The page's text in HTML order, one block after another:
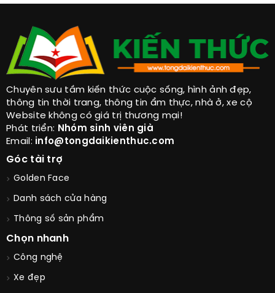
Chuyên sưu tầm kiến thức cuộc sống, hình ảnh đẹp,
thông tin thời trang, thông tin ẩm thực, nhà ở, xe cộ
Website không có giá trị thương mại!
Phát triển: Nhóm sinh viên già
Email: info@tongdaikienthuc.com
Góc tài trợ
Golden Face
Danh sách cửa hàng
Thông số sản phẩm
Chọn nhanh
Công nghệ
Xe đẹp